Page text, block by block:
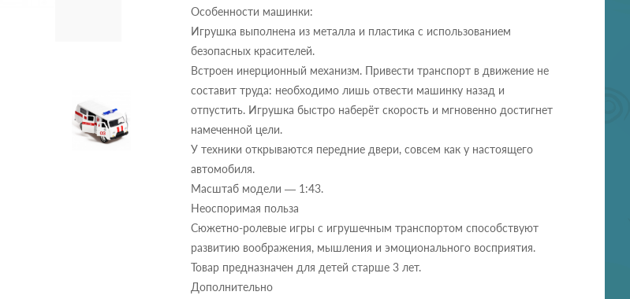
Особенности машинки:
Игрушка выполнена из металла и пластика с использованием
безопасных красителей.
Встроен инерционный механизм. Привести транспорт в движение не
составит труда: необходимо лишь отвести машинку назад и
отпустить. Игрушка быстро наберёт скорость и мгновенно достигнет
намеченной цели.
У техники открываются передние двери, совсем как у настоящего
автомобиля.
Масштаб модели — 1:43.
Неоспоримая польза
Сюжетно-ролевые игры с игрушечным транспортом способствуют
развитию воображения, мышления и эмоционального восприятия.
Товар предназначен для детей старше 3 лет.
Дополнительно